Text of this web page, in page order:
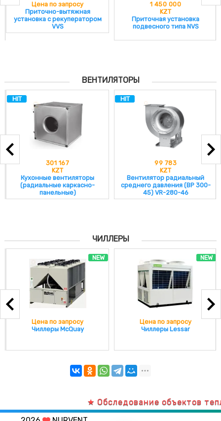
Цена по запросу
Приточно-вытяжная
установка с рекуператором
VVS
1 450 000
KZT
Приточная установка
подвесного типа NVS
ВЕНТИЛЯТОРЫ
HIT
301 167
KZT
Кухонные вентиляторы
(радиальные каркасно-
панельные)
HIT
99 783
KZT
Вентилятор радиальный
среднего давления (ВР 300-
45) VR-280-46
ЧИЛЛЕРЫ
NEW
Цена по запросу
Чиллеры McQuay
NEW
Цена по запросу
Чиллеры Lessar
★ Обследование объектов